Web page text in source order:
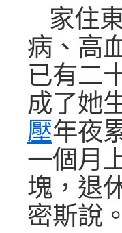
家住
病、高
已有二
成了她
壓年夜
一個月
塊，退
密斯說。